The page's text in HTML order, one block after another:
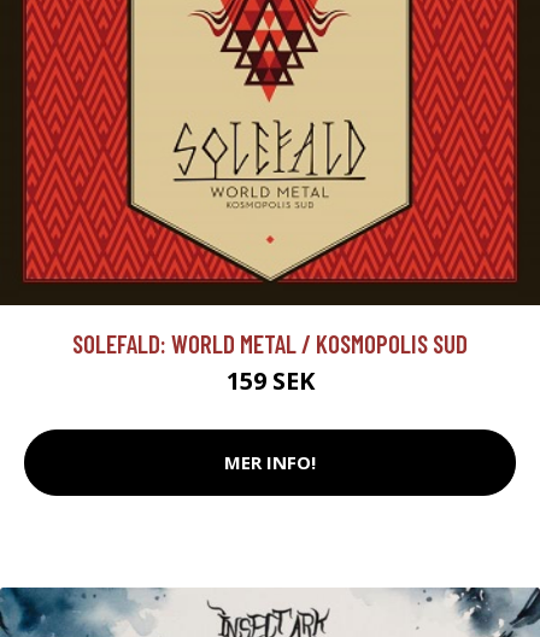
SOLEFALD: WORLD METAL / KOSMOPOLIS SUD
159 SEK
MER INFO!